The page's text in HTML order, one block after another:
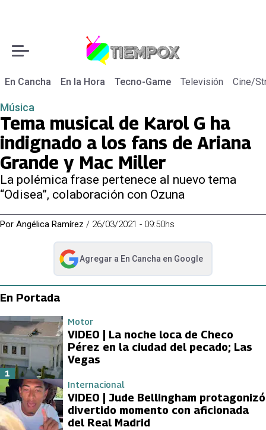
En Cancha En la Hora Tecno-Game Televisión Cine/
Música
Tema musical de Karol G ha
indignado a los fans de Ariana
Grande y Mac Miller
La polémica frase pertenece al nuevo tema
“Odisea”, colaboración con Ozuna
Por Angélica Ramírez / 26/03/2021 - 09:50hs
Agregar a En Cancha en Google
abre en nueva pestaña
En Portada
Motor
VIDEO | La noche loca de Checo
Pérez en la ciudad del pecado; Las
Vegas
1
Internacional
VIDEO | Jude Bellingham protagonizó
divertido momento con aficionada
del Real Madrid